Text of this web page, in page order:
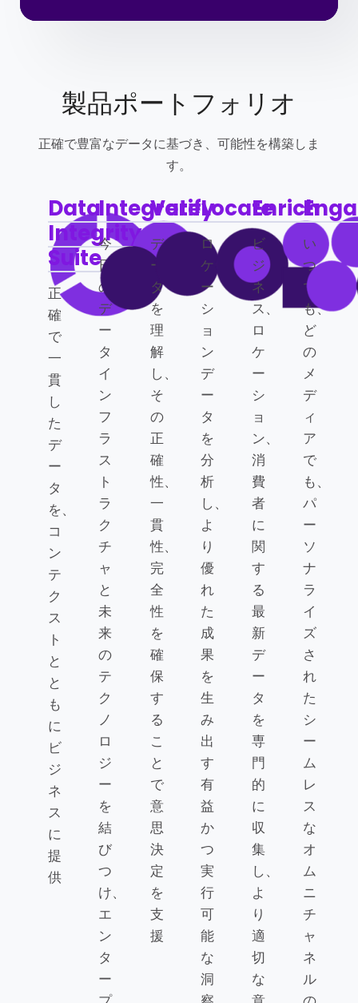
製品ポートフォリオ
正確で豊富なデータに基づき、可能性を構築しま
す。
Data
Integrity
Suite
正
確
で
一
貫
し
た
デ
ー
タ
を、
コ
ン
テ
ク
ス
ト
と
と
も
に
ビ
ジ
ネ
ス
に
提
供
Integrate
今
日
の
デ
ー
タ
イ
ン
フ
ラ
ス
ト
ラ
ク
チ
ャ
と
未
来
の
テ
ク
ノ
ロ
ジ
ー
を
結
び
つ
け、
エ
ン
タ
ー
Verify
デ
ー
タ
を
理
解
し、
そ
の
正
確
性、
一
貫
性、
完
全
性
を
確
保
す
る
こ
と
で
意
思
決
定
を
支
援
Locate
ロ
ケ
ー
シ
ョ
ン
デ
ー
タ
を
分
析
し、
よ
り
優
れ
た
成
果
を
生
み
出
す
有
益
か
つ
実
行
可
能
な
洞
Enrich
ビ
ジ
ネ
ス、
ロ
ケ
ー
シ
ョ
ン、
消
費
者
に
関
す
る
最
新
デ
ー
タ
を
専
門
的
に
収
集
し、
よ
り
適
切
な
い
つ
で
も、
ど
の
メ
デ
ィ
ア
で
も、
パ
ー
ソ
ナ
ラ
イ
ズ
さ
れ
た
シ
ー
ム
レ
ス
な
オ
ム
ニ
チ
ャ
ネ
ル